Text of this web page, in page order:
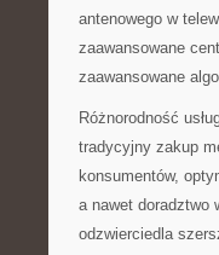
antenowego w
zaawansowane
zaawansowane
Różnorodność
tradycyjny zakup
konsumentów,
a nawet doradztwo
odzwierciedla